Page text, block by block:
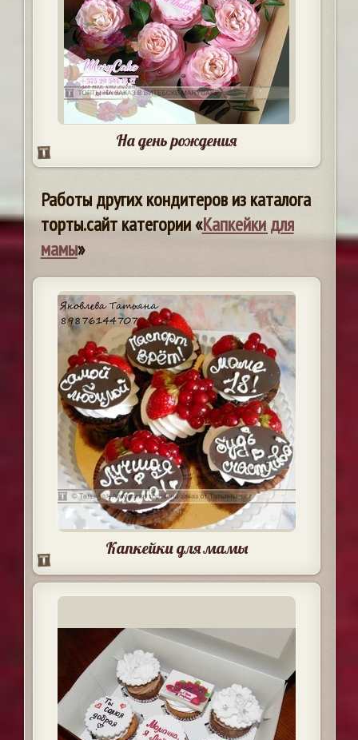
На день рождения
Работы других кондитеров из каталога
торты.сайт категории «Капкейки для
мамы»
Капкейки для мамы